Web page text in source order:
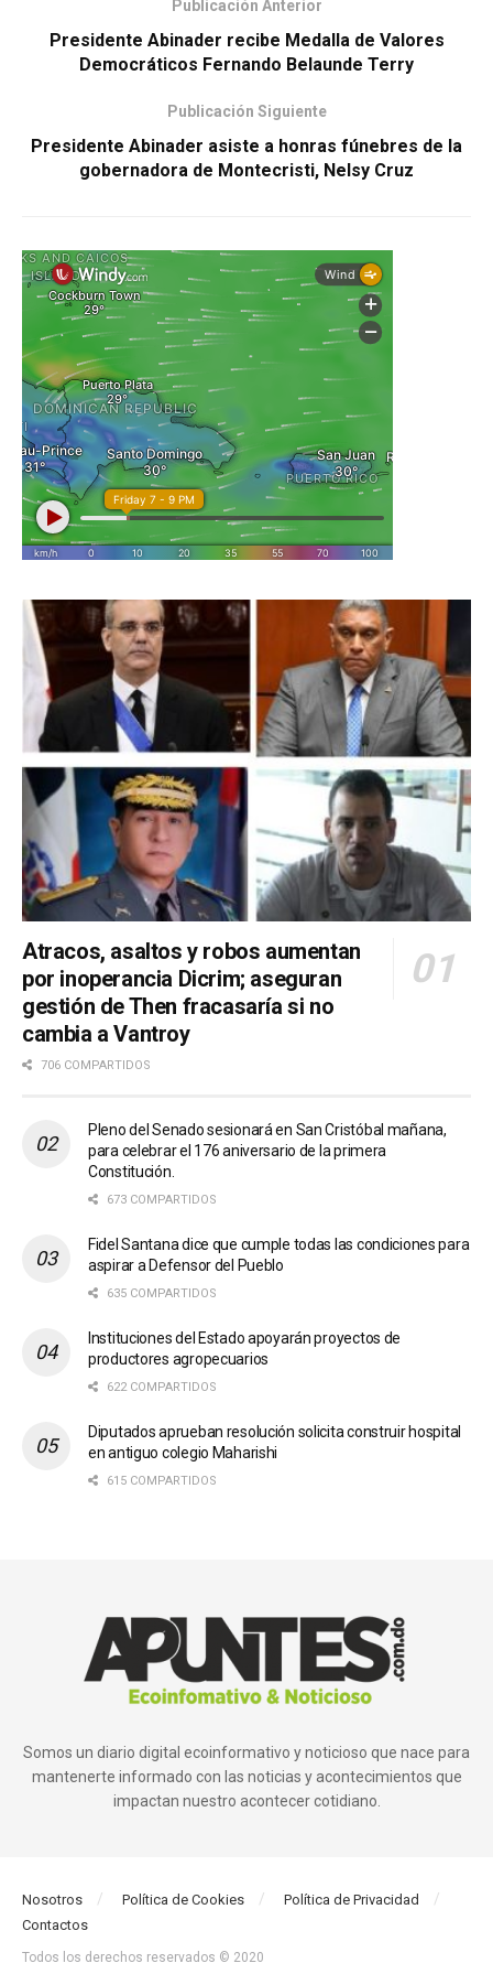
Publicación Anterior
Presidente Abinader recibe Medalla de Valores
Democráticos Fernando Belaunde Terry
Publicación Siguiente
Presidente Abinader asiste a honras fúnebres de la
gobernadora de Montecristi, Nelsy Cruz
Atracos, asaltos y robos aumentan
por inoperancia Dicrim; aseguran
gestión de Then fracasaría si no
cambia a Vantroy
706 COMPARTIDOS
Pleno del Senado sesionará en San Cristóbal mañana,
para celebrar el 176 aniversario de la primera
Constitución.
673 COMPARTIDOS
Fidel Santana dice que cumple todas las condiciones para
aspirar a Defensor del Pueblo
635 COMPARTIDOS
Instituciones del Estado apoyarán proyectos de
productores agropecuarios
622 COMPARTIDOS
Diputados aprueban resolución solicita construir hospital
en antiguo colegio Maharishi
615 COMPARTIDOS
Somos un diario digital ecoinformativo y noticioso que nace para
mantenerte informado con las noticias y acontecimientos que
impactan nuestro acontecer cotidiano.
Nosotros Política de Cookies
Política de Privacidad
Contactos
Todos los derechos reservados © 2020